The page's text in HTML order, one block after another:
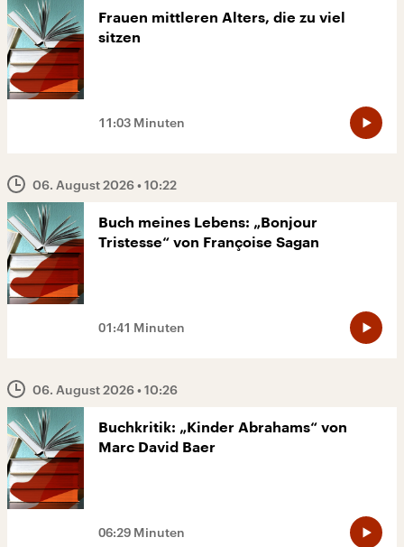
Frauen mittleren Alters, die zu viel
sitzen
11:03 Minuten
06. August 2026• 10:22
Buch meines Lebens: „Bonjour
Tristesse“ von Françoise Sagan
01:41 Minuten
06. August 2026• 10:26
Buchkritik: „Kinder Abrahams“ von
Marc David Baer
06:29 Minuten